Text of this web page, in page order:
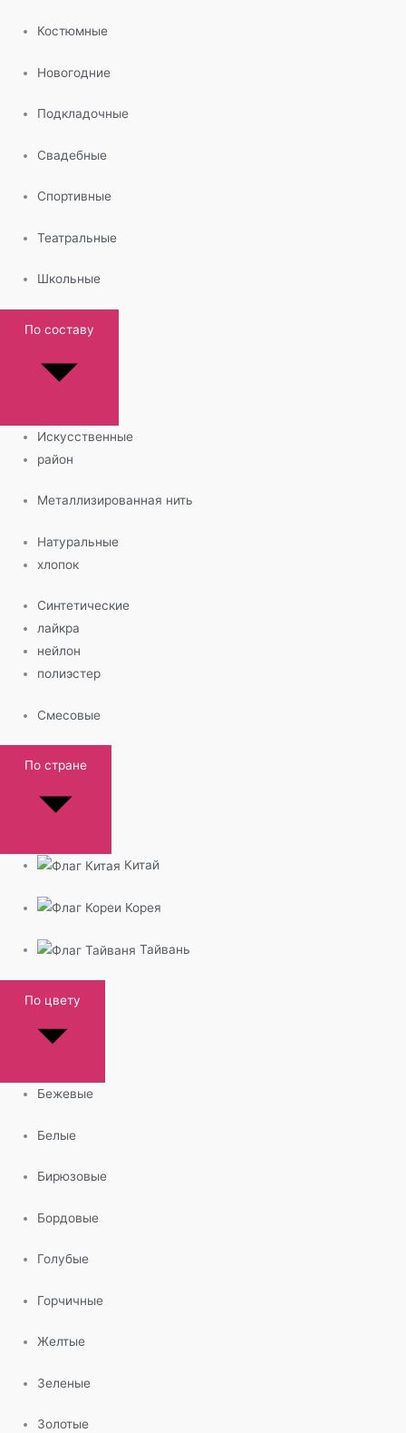
Костюмные
Новогодние
Подкладочные
Свадебные
Спортивные
Театральные
Школьные
По составу
Искусственные
район
Металлизированная нить
Натуральные
хлопок
Синтетические
лайкра
нейлон
полиэстер
Смесовые
По стране
Китай
Корея
Тайвань
По цвету
Бежевые
Белые
Бирюзовые
Бордовые
Голубые
Горчичные
Желтые
Зеленые
Золотые